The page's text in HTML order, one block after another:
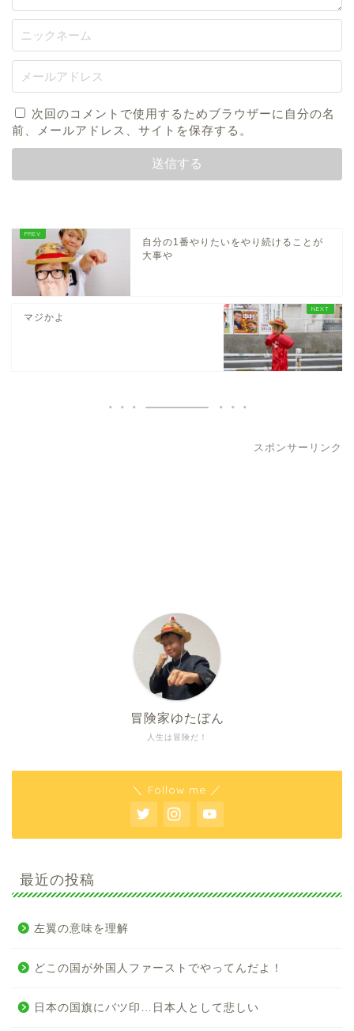
次回のコメントで使用するためブラウザーに自分の名
前、メールアドレス、サイトを保存する。
自分の1番やりたいをやり続けることが
大事や
マジかよ
スポンサーリンク
人生は冒険だ！
冒険家ゆたぼん
＼ Follow me ／
最近の投稿
左翼の意味を理解
どこの国が外国人ファーストでやってんだよ！
日本の国旗にバツ印…日本人として悲しい